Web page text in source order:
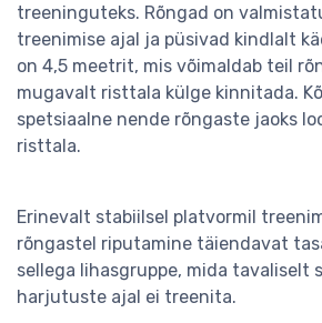
treeninguteks. Rõngad on
treenimise ajal ja püsivad kindlalt
on 4,5 meetrit, mis võimaldab teil
mugavalt risttala külge kinnitada.
spetsiaalne nende rõngaste jaoks
risttala.
Erinevalt stabiilsel platvormil
rõngastel riputamine täiendavat
sellega lihasgruppe, mida tavaliselt
harjutuste ajal ei treenita.